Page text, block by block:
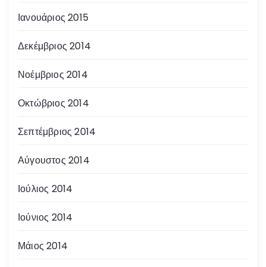
Ιανουάριος 2015
Δεκέμβριος 2014
Νοέμβριος 2014
Οκτώβριος 2014
Σεπτέμβριος 2014
Αύγουστος 2014
Ιούλιος 2014
Ιούνιος 2014
Μάιος 2014